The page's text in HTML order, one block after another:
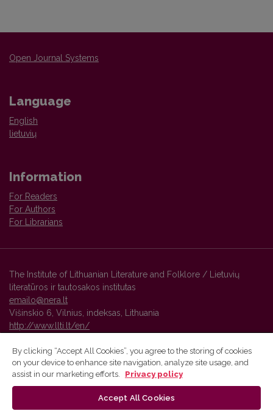
Open Journal Systems
Language
English
lietuvių
Information
For Readers
For Authors
For Librarians
The Institute of Lithuanian Literature and Folklore / Lietuvių
literatūros ir tautosakos institutas
emailo@nera.lt
Višinskio 6, Vilnius, indeksas, Lithuania
http://www.llti.lt/en/
Vilnius University Press platform and metadata are distributed by
By clicking “Accept All Cookies”, you agree to the storing of cookies
on your device to enhance site navigation, analyze site usage, and
assist in our marketing efforts.
Privacy policy
Accept All Cookies